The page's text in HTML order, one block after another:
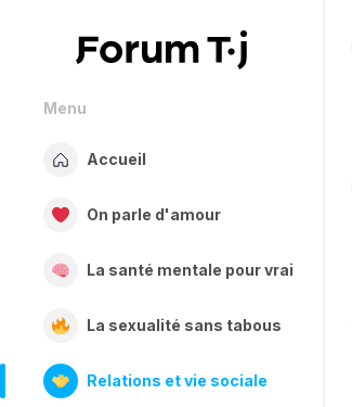
Menu
Accueil
On parle d'amour
La santé mentale pour vrai
La sexualité sans tabous
Relations et vie sociale